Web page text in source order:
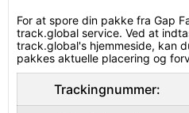
For at spore din pakke fra Gap
track.global service. Ved at
track.global's hjemmeside, kan
pakkes aktuelle placering og
Trackingnummer: